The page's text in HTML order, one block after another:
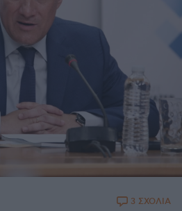
3 ΣΧΟΛΙΑ